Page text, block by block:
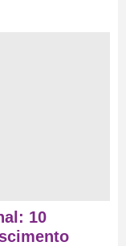
10